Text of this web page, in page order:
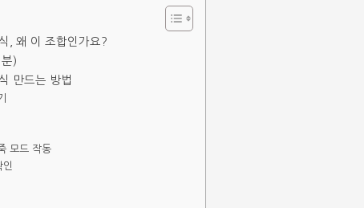
, 왜 이 조합인가요?
)
만드는 방법
모드 작동
인